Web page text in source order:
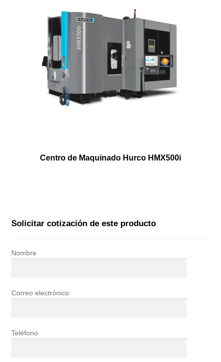
Centro de Maquinado Hurco HMX500i
Solicitar cotización de este producto
Nombre
Correo electrónico
Teléfono